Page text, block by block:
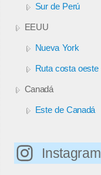
Sur de Perú
EEUU
Nueva York
Ruta costa oeste
Canadá
Este de Canadá
Instagram